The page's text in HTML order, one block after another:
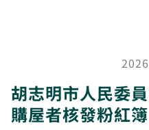
胡志明市人民委
購屋者核發粉紅簿